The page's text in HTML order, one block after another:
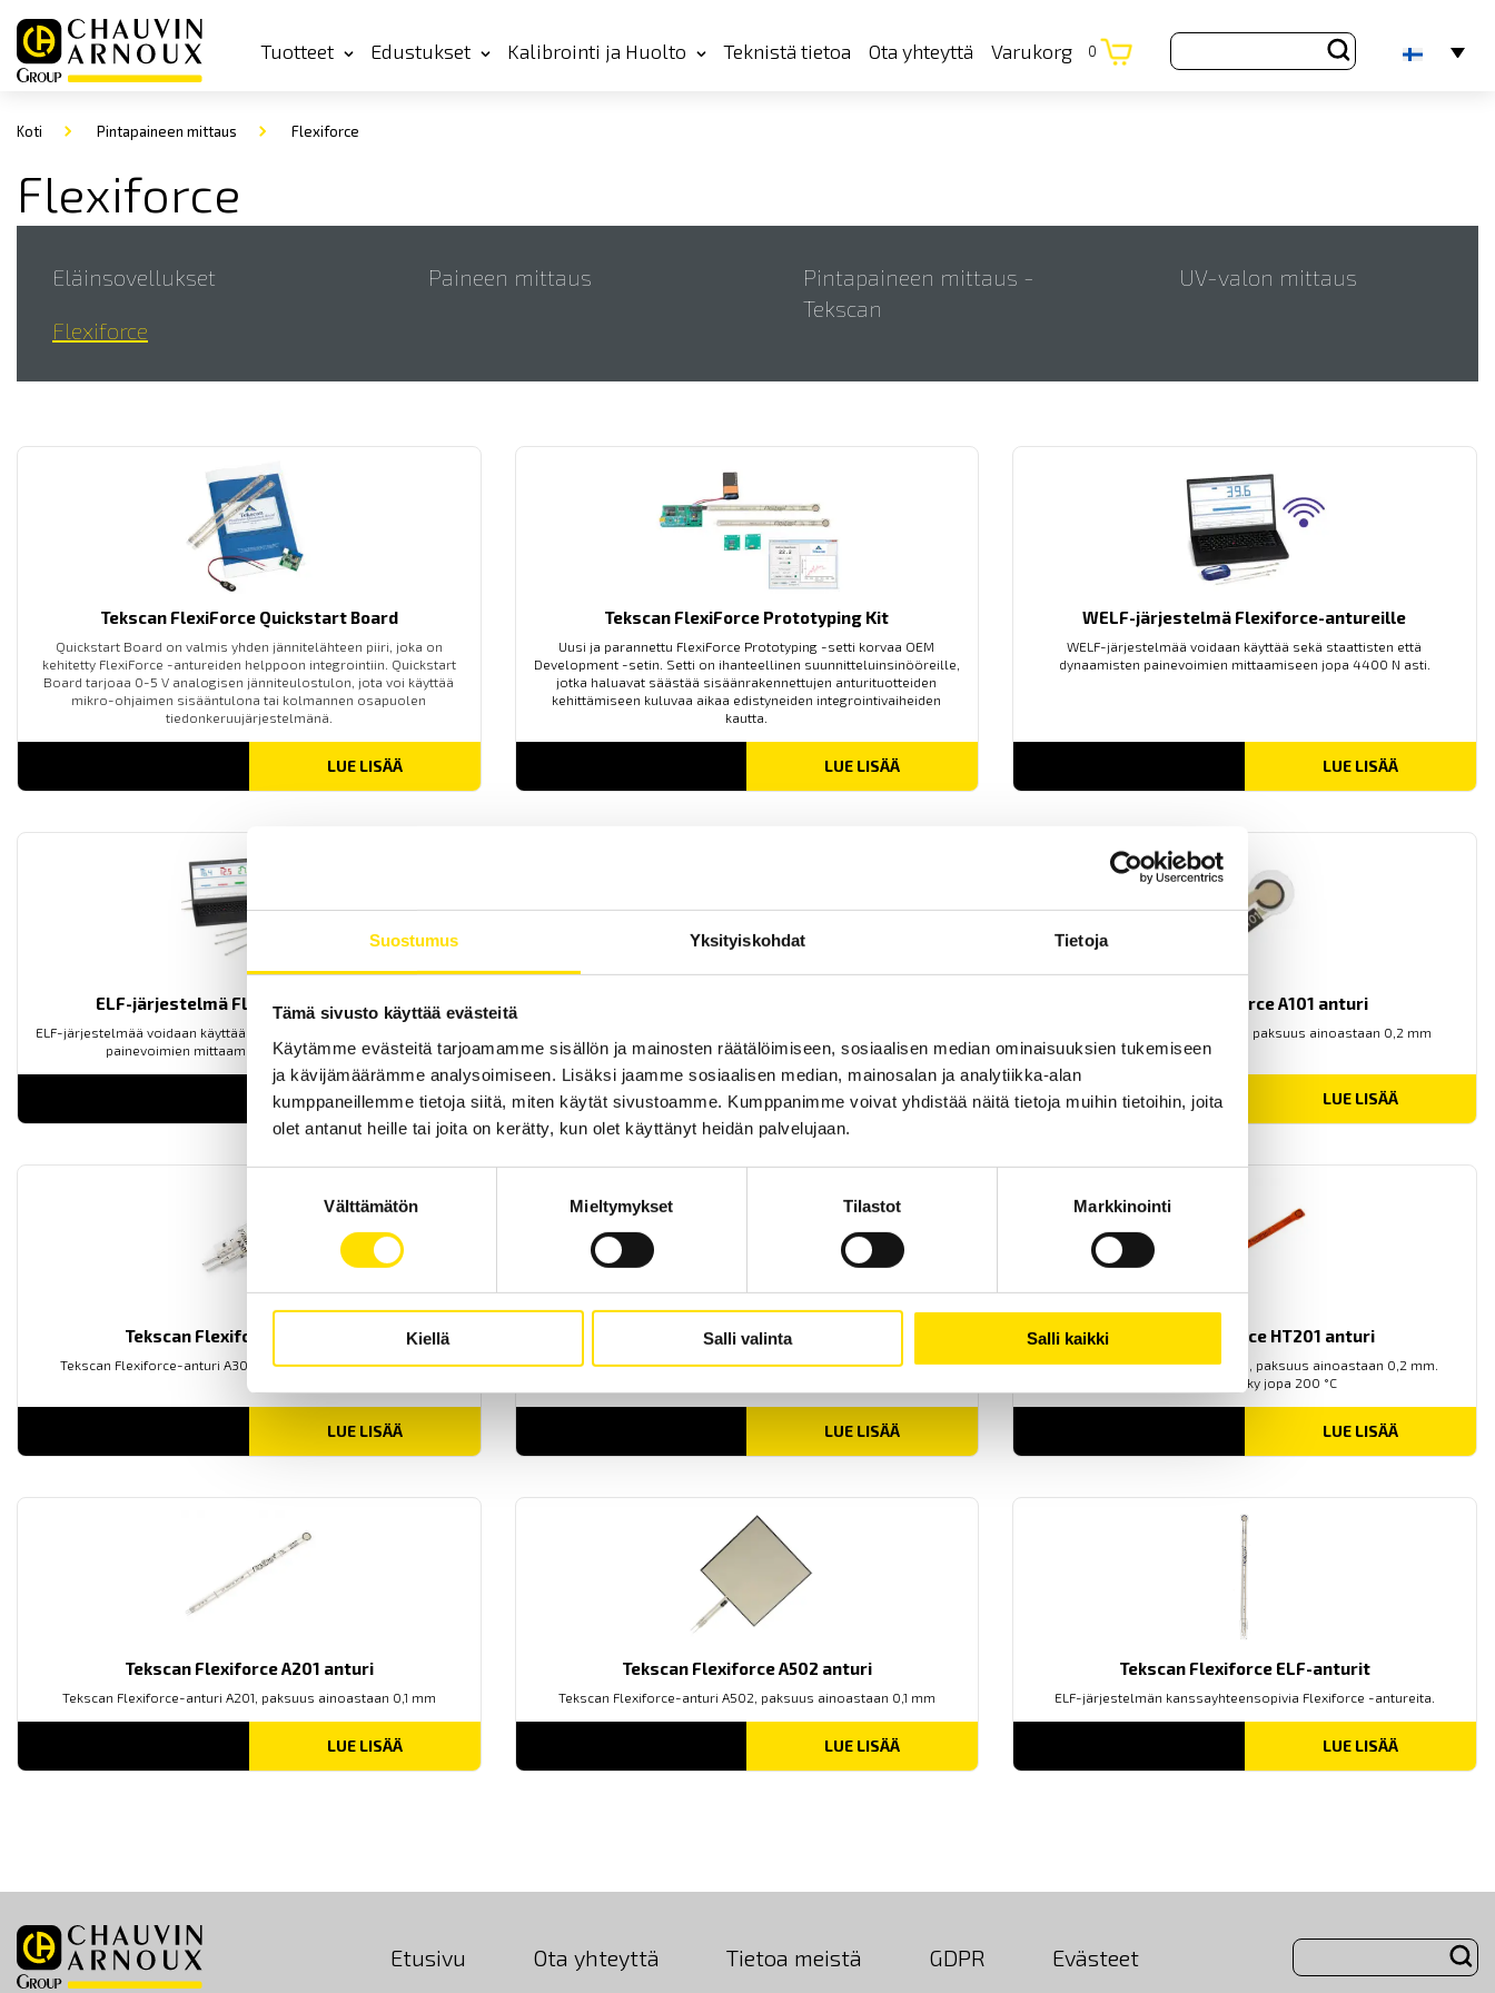
Suostumus Yksityiskohdat Tietoja
Tämä sivusto käyttää evästeitä
Käytämme evästeitä tarjoamamme sisällön ja mainosten räätälöimiseen, sosiaalisen median ominaisuuksien tukemiseen
ja kävijämäärämme analysoimiseen. Lisäksi jaamme sosiaalisen median, mainosalan ja analytiikka-alan
kumppaneillemme tietoja siitä, miten käytät sivustoamme. Kumppanimme voivat yhdistää näitä tietoja muihin tietoihin, joita
olet antanut heille tai joita on kerätty, kun olet käyttänyt heidän palvelujaan.
Välttämätön Mieltymykset Tilastot Markkinointi
Kiellä Salli valinta Salli kaikki
Tuotteet Edustukset Kalibrointi ja Huolto Teknistä tietoa Ota yhteyttä Varukorg 0
Koti Pintapaineen mittaus Flexiforce
Flexiforce
Eläinsovellukset
Flexiforce
Paineen mittaus
Pintapaineen mittaus -
Tekscan
UV-valon mittaus
Tekscan FlexiForce Quickstart Board
Quickstart Board on valmis yhden jännitelähteen piiri, joka on
kehitetty FlexiForce -antureiden helppoon integrointiin. Quickstart
Board tarjoaa 0-5 V analogisen jänniteulostulon, jota voi käyttää
mikro-ohjaimen sisääntulona tai kolmannen osapuolen
tiedonkeruujärjestelmänä.
LUE LISÄÄ
Tekscan FlexiForce Prototyping Kit
Uusi ja parannettu FlexiForce Prototyping -setti korvaa OEM
Development -setin. Setti on ihanteellinen suunnitteluinsinööreille,
jotka haluavat säästää sisäänrakennettujen anturituotteiden
kehittämiseen kuluvaa aikaa edistyneiden integrointivaiheiden
kautta.
LUE LISÄÄ
WELF-järjestelmä Flexiforce-antureille
WELF-järjestelmää voidaan käyttää sekä staattisten että
dynaamisten painevoimien mittaamiseen jopa 4400 N asti.
LUE LISÄÄ
ELF-järjestelmä Flexiforce-antureille
ELF-järjestelmää voidaan käyttää sekä staattisten että dynaamisten
painevoimien mittaamiseen jopa 4400 N asti.
LUE LISÄÄ LUE LISÄÄ
Tekscan Flexiforce A101 anturi
Tekscan Flexiforce-anturi A101, paksuus ainoastaan 0,2 mm
LUE LISÄÄ
Tekscan Flexiforce A301 anturi
Tekscan Flexiforce-anturi A301, paksuus ainoastaan 0,2 mm
LUE LISÄÄ
Tekscan Flexiforce A401 anturi
Tekscan FlexiForce A401 anturi, paksuus ainoastaan 0,1 mm
LUE LISÄÄ
Tekscan Flexiforce HT201 anturi
Tekscan Flexiforce HT201 anturi, paksuus ainoastaan 0,2 mm.
Lämmönsietokyky jopa 200 °C
LUE LISÄÄ
Tekscan Flexiforce A201 anturi
Tekscan Flexiforce-anturi A201, paksuus ainoastaan 0,1 mm
LUE LISÄÄ
Tekscan Flexiforce A502 anturi
Tekscan Flexiforce-anturi A502, paksuus ainoastaan 0,1 mm
LUE LISÄÄ
Tekscan Flexiforce ELF-anturit
ELF-järjestelmän kanssayhteensopivia Flexiforce -antureita.
LUE LISÄÄ
Etusivu Ota yhteyttä Tietoa meistä GDPR Evästeet